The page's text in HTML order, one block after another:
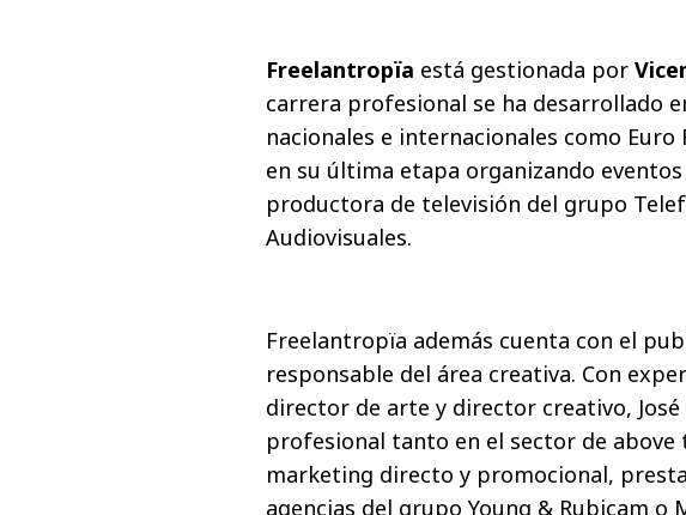
Freelantropïa está gestionada por
carrera profesional se ha desarrollado
nacionales e internacionales como Euro
en su última etapa organizando
productora de televisión del grupo
Audiovisuales.
Freelantropïa además cuenta con el
responsable del área creativa. Con
director de arte y director creativo,
profesional tanto en el sector de above
marketing directo y promocional,
agencias del grupo Young & Rubicam o